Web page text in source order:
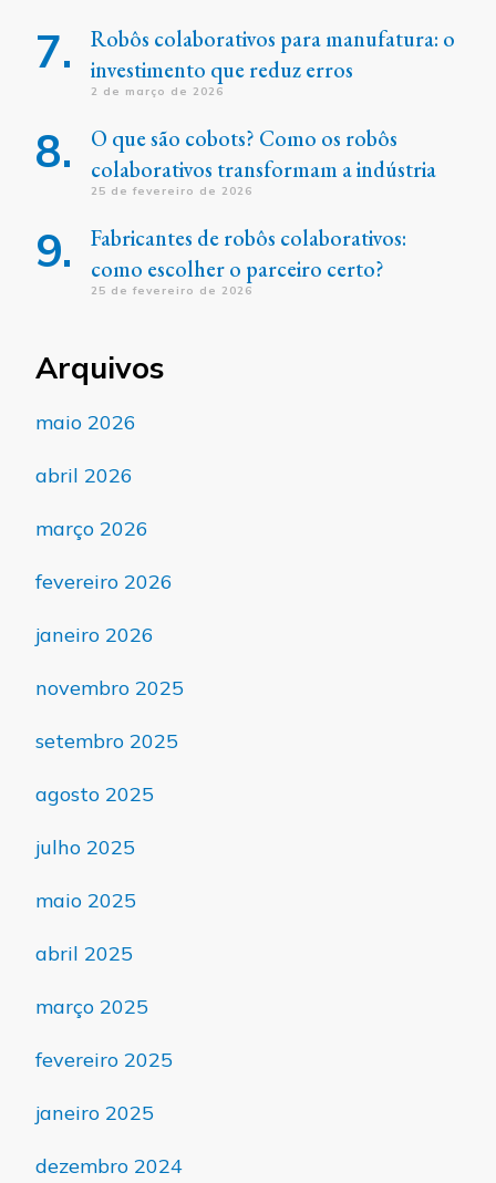
Robôs colaborativos para manufatura: o
investimento que reduz erros
2 de março de 2026
O que são cobots? Como os robôs
colaborativos transformam a indústria
25 de fevereiro de 2026
Fabricantes de robôs colaborativos:
como escolher o parceiro certo?
25 de fevereiro de 2026
Arquivos
maio 2026
abril 2026
março 2026
fevereiro 2026
janeiro 2026
novembro 2025
setembro 2025
agosto 2025
julho 2025
maio 2025
abril 2025
março 2025
fevereiro 2025
janeiro 2025
dezembro 2024